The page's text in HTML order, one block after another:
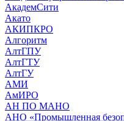
АкадемСити
Акато
АКИПКРО
Алгоритм
АлтГПУ
АлтГТУ
АлтГУ
АМИ
АмИРО
АН ПО МАНО
АНО «Промышленная